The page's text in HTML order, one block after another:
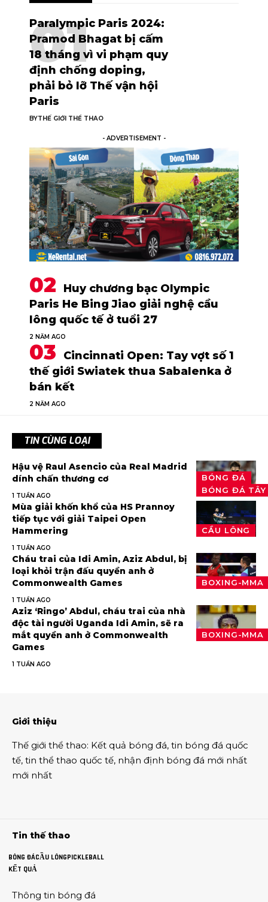
Paralympic Paris 2024:
Pramod Bhagat bị cấm
18 tháng vì vi phạm quy
định chống doping,
phải bỏ lỡ Thế vận hội
Paris
BYTHẾ GIỚI THỂ THAO
- ADVERTISEMENT -
Huy chương bạc Olympic
Paris He Bing Jiao giải nghệ cầu
lông quốc tế ở tuổi 27
2 NĂM AGO
Cincinnati Open: Tay vợt số 1
thế giới Swiatek thua Sabalenka ở
bán kết
2 NĂM AGO
TIN CÙNG LOẠI
BÓNG ĐÁ
BÓNG ĐÁ
Hậu vệ Raul Asencio của Real Madrid
dính chấn thương cơ
1 TUẦN AGO
CẦU LÔNG
Mùa giải khốn khổ của HS Prannoy
tiếp tục với giải Taipei Open
Hammering
1 TUẦN AGO
BOXING-MMA
Cháu trai của Idi Amin, Aziz Abdul, bị
loại khỏi trận đấu quyền anh ở
Commonwealth Games
1 TUẦN AGO
BOXING-MMA
Aziz ‘Ringo’ Abdul, cháu trai của nhà
độc tài người Uganda Idi Amin, sẽ ra
mắt quyền anh ở Commonwealth
Games
1 TUẦN AGO
Giới thiệu
Thế giới thể thao: Kết quả bóng đá, tin bóng đá quốc
tế, tin thể thao quốc tế, nhận định bóng đá mới nhất
mới nhất
Tin thế thao
BÓNG ĐÁCẦU LÔNGPICKLEBALL
KẾT QUẢ
Thông tin bóng đá